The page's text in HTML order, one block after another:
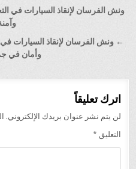
تصفّح
وأمان في
اترك تعليقاً
لن يتم نشر عنوان بريدك الإلكتروني.
التعليق *